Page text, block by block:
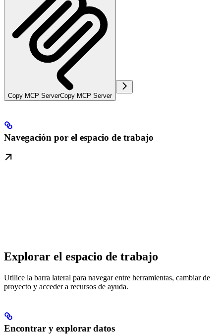
Copy MCP ServerCopy MCP Server
Navegación por el espacio de trabajo
Explorar el espacio de trabajo
Utilice la barra lateral para navegar entre herramientas, cambiar de
proyecto y acceder a recursos de ayuda.
Encontrar y explorar datos